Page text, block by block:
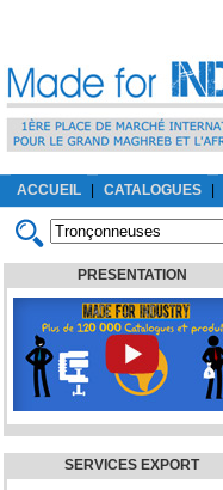
ACCUEIL CATALOGUES
PRESENTATION
SERVICES EXPORT